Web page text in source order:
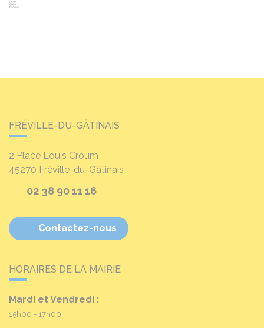
FRÉVILLE-DU-GÂTINAIS
2 Place Louis Croum
45270 Fréville-du-Gâtinais
02 38 90 11 16
Contactez-nous
HORAIRES DE LA MAIRIE
Mardi et Vendredi :
15h00 - 17h00